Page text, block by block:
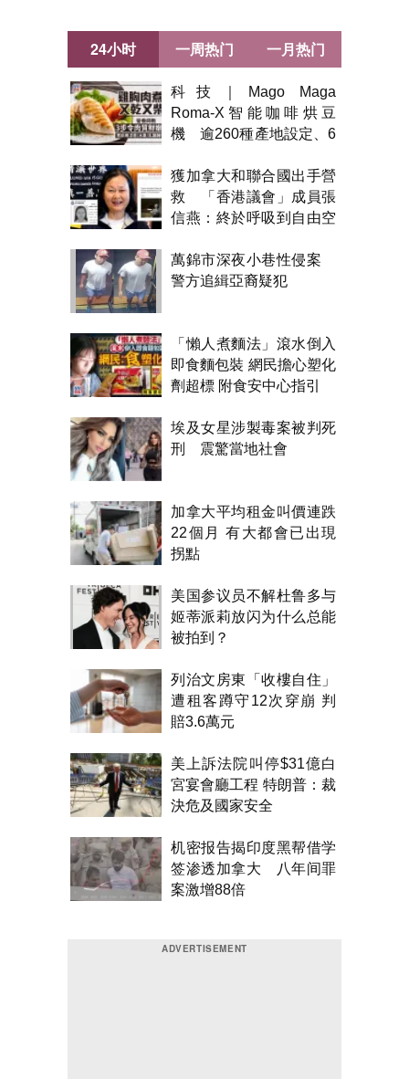
24小时
科技｜Mago Maga
Roma-X智能咖啡烘豆
機 逾260種產地設定、6
獲加拿大和聯合國出手營
救 「香港議會」成員張
信燕：終於呼吸到自由空
萬錦市深夜小巷性侵案
警方追緝亞裔疑犯
「懶人煮麵法」滾水倒入
即食麵包裝 網民擔心塑化
劑超標 附食安中心指引
埃及女星涉製毒案被判死
刑 震驚當地社會
加拿大平均租金叫價連跌
22個月 有大都會已出現
拐點
美国参议员不解杜鲁多与
姬蒂派莉放闪为什么总能
被拍到？
列治文房東「收樓自住」
遭租客蹲守12次穿崩 判
賠3.6萬元
美上訴法院叫停$31億白
宮宴會廳工程 特朗普：裁
決危及國家安全
机密报告揭印度黑帮借学
签渗透加拿大 八年间罪
案激增88倍
一周热门 一月热门